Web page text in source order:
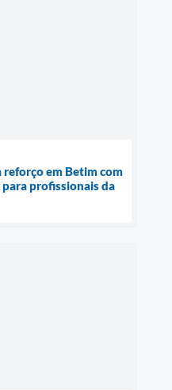
reforço em Betim com
profissionais da